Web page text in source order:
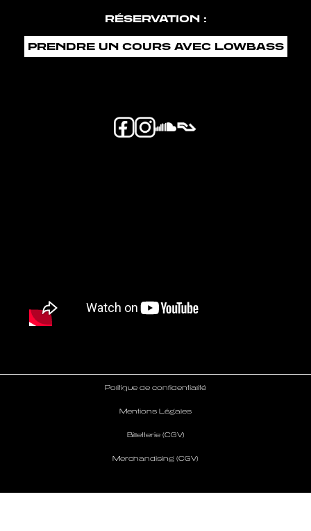
RÉSERVATION :
PRENDRE UN COURS AVEC LOWBASS
Politique de confidentialité
Mentions Légales
Billetterie (CGV)
Merchandising (CGV)